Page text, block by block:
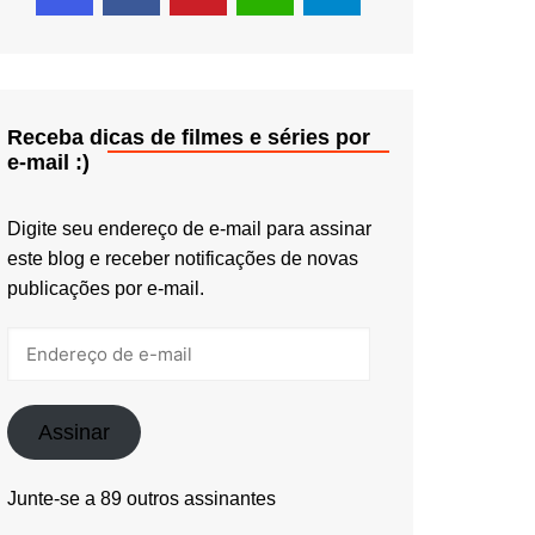
Receba dicas de filmes e séries por
e-mail :)
Digite seu endereço de e-mail para assinar
este blog e receber notificações de novas
publicações por e-mail.
mail Assinar
Junte-se a 89 outros assinantes